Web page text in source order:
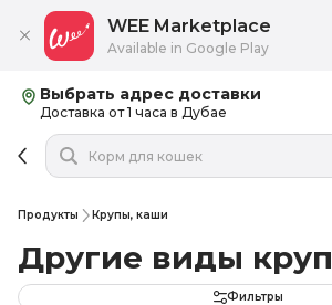
Выбрать адрес доставки
Доставка от 1 часа в Дубае
Продукты Крупы, каши
Другие виды круп
Фильтры
WEE Marketplace
Available in Google Play